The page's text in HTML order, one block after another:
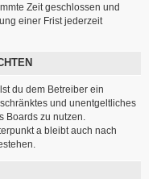
Zeit geschlossen und
einer Frist jederzeit
du dem Betreiber ein
und unentgeltliches
Boards zu nutzen.
a bleibt auch nach